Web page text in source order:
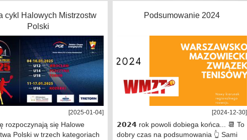
cykl Halowych Mistrzostw
Polski
[2025-01-04]
rozpoczynają się Halowe
Polski w trzech kategoriach
Podsumowanie 2024
[2024-12-30]
𝟮𝟬𝟮𝟰 rok powoli dobiega końca... 📆 To
dobry czas na podsumowania 👆 Sami